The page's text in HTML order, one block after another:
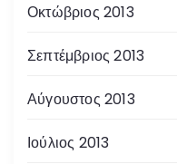
Οκτώβριος 2013
Σεπτέμβριος 2013
Αύγουστος 2013
Ιούλιος 2013